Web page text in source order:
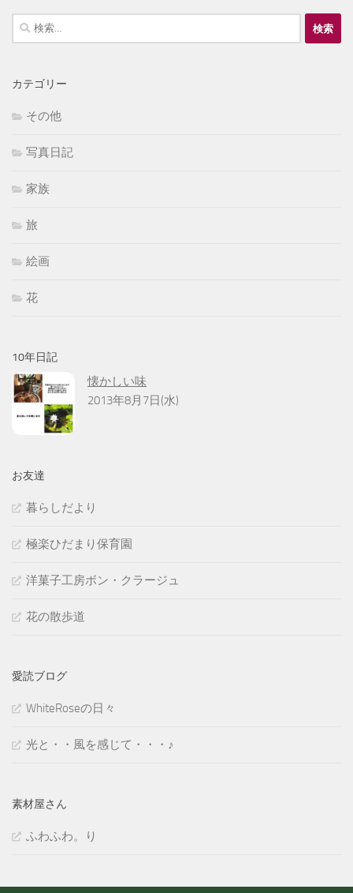
検
索:
カテゴリー
その他
写真日記
家族
旅
絵画
花
10年日記
懐かしい味
2013年8月7日(水)
お友達
暮らしだより
極楽ひだまり保育園
洋菓子工房ボン・クラージュ
花の散歩道
愛読ブログ
WhiteRoseの日々
光と・・風を感じて・・・♪
素材屋さん
ふわふわ。り